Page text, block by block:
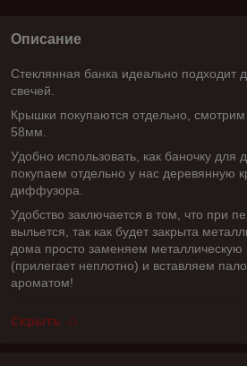
Описание
Стеклянная банка идеально подходит
свечей.
Крышки покупаются отдельно,
58мм.
Удобно использовать, как баночку для
покупаем отдельно у нас деревянную
диффузора.
Удобство заключается в том, что при
выльется, так как будет закрыта
дома просто заменяем
(прилегает неплотно) и вставляем
ароматом!
Скрыть